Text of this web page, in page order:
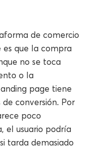
de comercio
que la compra
no se toca
o la
page tiene
conversión. Por
poco
el usuario podría
tarda demasiado